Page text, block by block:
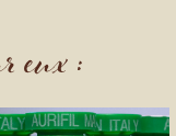
eux :